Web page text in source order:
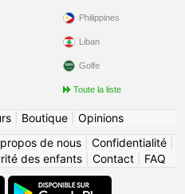
Philippines
Liban
Golfe
Toute la liste
| Boutique| Opinions
de nous Confidentialité
des enfants| Contact| FAQ